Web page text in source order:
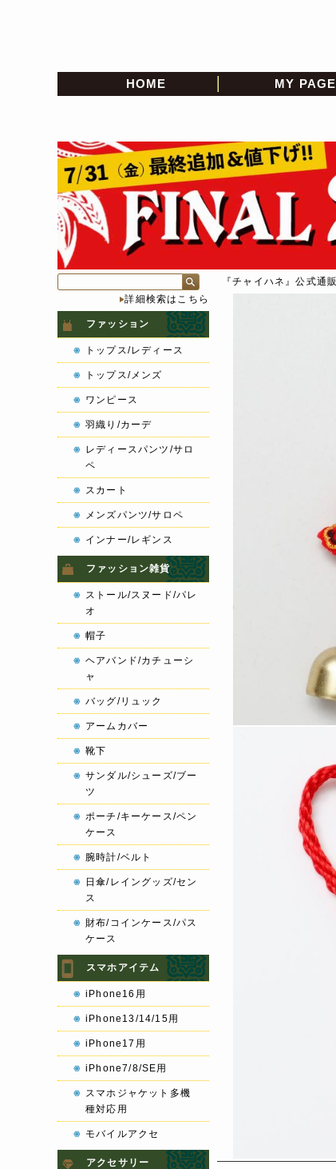
HOME MY PAGE
『チャイハネ』公式通販
詳細検索はこちら
ファッション
トップス/レディース
トップス/メンズ
ワンピース
羽織り/カーデ
レディースパンツ/サロ
ペ
スカート
メンズパンツ/サロペ
インナー/レギンス
ファッション雑貨
ストール/スヌード/パレ
オ
帽子
ヘアバンド/カチューシ
ャ
バッグ/リュック
アームカバー
靴下
サンダル/シューズ/ブー
ツ
ポーチ/キーケース/ペン
ケース
腕時計/ベルト
日傘/レイングッズ/セン
ス
財布/コインケース/パス
ケース
スマホアイテム
iPhone16用
iPhone13/14/15用
iPhone17用
iPhone7/8/SE用
スマホジャケット多機
種対応用
モバイルアクセ
アクセサリー